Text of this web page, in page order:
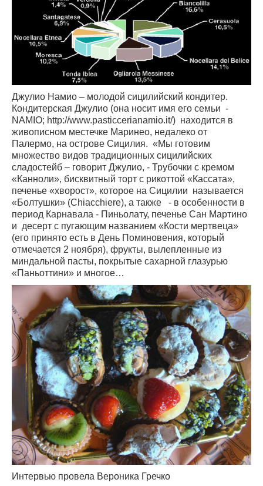
Джулио Намио – молодой сицилийский кондитер.
Кондитерская Джулио (она носит имя его семьи -
NAMIO; http://www.pasticcerianamio.it/) находится в
живописном местечке Маринео, недалеко от
Палермо, на острове Сицилия. «Мы готовим
множество видов традиционных сицилийских
сладостейб – говорит Джулио, - Трубочки с кремом
«Канноли», бисквитный торт с рикоттой «Кассата»,
печенье «хворост», которое на Сицилии называется
«Болтушки» (Chiacchiere), а также - в особенности в
период Карнавала - Пиньолату, печенье Сан Мартино
и десерт с пугающим названием «Кости мертвеца»
(его принято есть в День Поминовения, который
отмечается 2 ноября), фрукты, вылепленные из
миндальной пасты, покрытые сахарной глазурью
«Паньоттини» и многое…
Интервью провела Вероника Гречко